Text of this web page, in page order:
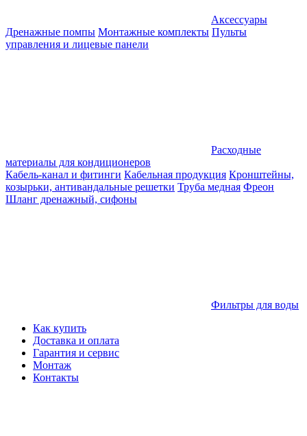
Аксессуары
Дренажные помпы Монтажные комплекты Пульты
управления и лицевые панели
Расходные
материалы для кондиционеров
Кабель-канал и фитинги Кабельная продукция Кронштейны,
козырьки, антивандальные решетки Труба медная Фреон
Шланг дренажный, сифоны
Фильтры для воды
Как купить
Доставка и оплата
Гарантия и сервис
Монтаж
Контакты